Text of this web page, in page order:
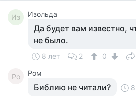
Из Изольда
Да будет вам известно,
не было.
8 лет 2 0
Ро Ром
Библию не читали?